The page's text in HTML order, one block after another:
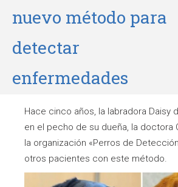
nuevo método para
detectar
enfermedades
Hace cinco años, la labradora Daisy
en el pecho de su dueña, la doctora
la organización «Perros de
otros pacientes con este método.